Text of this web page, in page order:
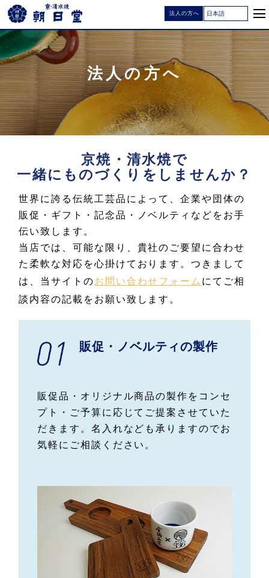
法人の方へ
法人の方へ
京焼・清水焼で
一緒にものづくりをしませんか？
世界に誇る伝統工芸品によって、企業や団体の
販促・ギフト・記念品・ノベルティなどをお手
伝い致します。
当店では、可能な限り、貴社のご要望に合わせ
た柔軟な対応を心掛けております。つきまして
は、当サイトのお問い合わせフォーム にてご相
談内容の記載をお願い致します。
販促・ノベルティの製作
販促品・オリジナル商品の製作をコンセ
プト・ご予算に応じてご提案させていた
だきます。名入れなども承りますのでお
気軽にご相談ください。